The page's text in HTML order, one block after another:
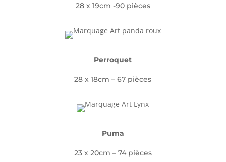
28 x 19cm -90 pièces
Perroquet
28 x 18cm – 67 pièces
Puma
23 x 20cm – 74 pièces